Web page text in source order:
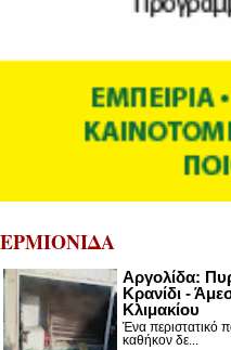
ΕΡΜΙΟΝΙΔΑ
Αργολίδα:
Κρανίδι -
Κλιμακίου
Ένα περιστατικό
καθήκον δε...